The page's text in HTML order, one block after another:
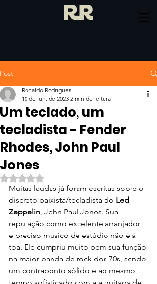
Post
Um teclado, um
tecladista - Fender
Rhodes, John Paul
Jones
Ronaldo Rodrigues
10 de jun. de 2023 2 min de leitura
Avaliado com NaN de 5 estrelas.
Muitas laudas já foram escritas sobre o
discreto baixista/tecladista do Led
Zeppelin, John Paul Jones. Sua
reputação como excelente arranjador
e preciso músico de estúdio não é à
toa. Ele cumpriu muito bem sua função
na maior banda de rock dos 70s, sendo
um contraponto sólido e ao mesmo